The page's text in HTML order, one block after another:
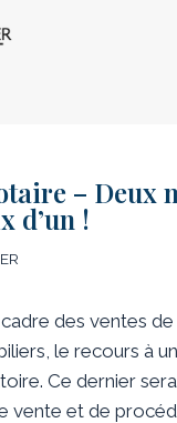
– Deux
d’un !
des ventes de
le recours à un
Ce dernier
vente et de